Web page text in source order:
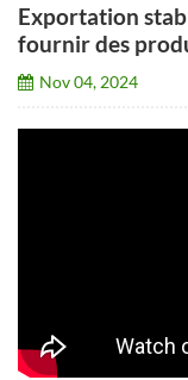
Exportation
fournir des
Nov 04, 2024